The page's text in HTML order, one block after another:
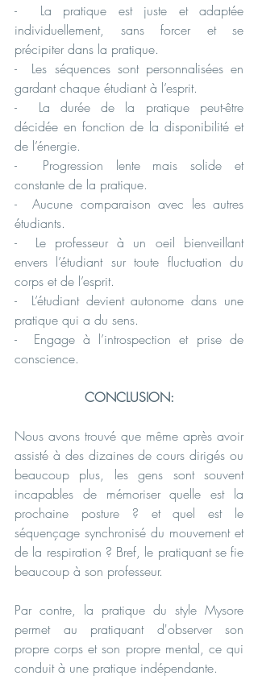
-  La pratique est juste et adaptée
individuellement, sans forcer et se
précipiter dans la pratique.
-  Les séquences sont personnalisées en
gardant chaque étudiant à l’esprit.
-  La durée de la pratique peut-être
décidée en fonction de la disponibilité et
de l’énergie.
-  Progression lente mais solide et
constante de la pratique.
-  Aucune comparaison avec les autres
étudiants.
-  Le professeur à un oeil bienveillant
envers l’étudiant sur toute fluctuation du
corps et de l’esprit.
-  L’étudiant devient autonome dans une
pratique qui a du sens.
-  Engage à l’introspection et prise de
conscience.
CONCLUSION:
Nous avons trouvé que même après avoir
assisté à des dizaines de cours dirigés ou
beaucoup plus, les gens sont souvent
incapables de mémoriser quelle est la
prochaine posture ? et quel est le
séquençage synchronisé du mouvement et
de la respiration ? Bref, le pratiquant se fie
beaucoup à son professeur.
Par contre, la pratique du style Mysore
permet au pratiquant d'observer son
propre corps et son propre mental, ce qui
conduit à une pratique indépendante.